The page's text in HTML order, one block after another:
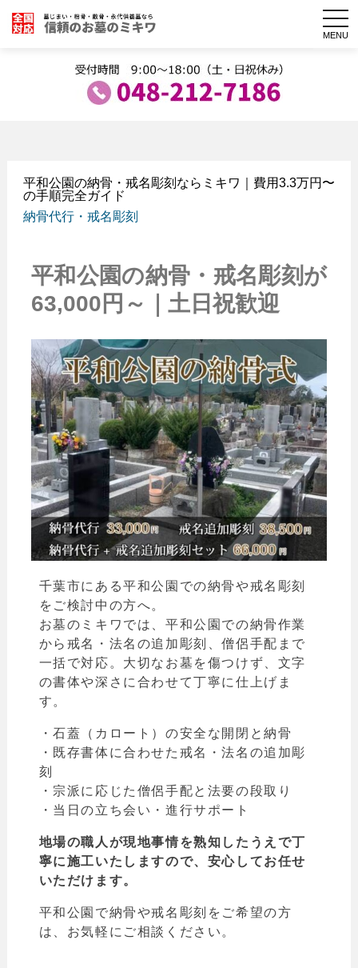
MENU
平和公園の納骨・戒名彫刻ならミキワ｜費用3.3万円〜
の手順完全ガイド
納骨代行・戒名彫刻
平和公園の納骨・戒名彫刻が
63,000円～｜土日祝歓迎
千葉市にある平和公園での納骨や戒名彫刻
をご検討中の方へ。
お墓のミキワでは、平和公園での納骨作業
から戒名・法名の追加彫刻、僧侶手配まで
一括で対応。大切なお墓を傷つけず、文字
の書体や深さに合わせて丁寧に仕上げま
す。
・石蓋（カロート）の安全な開閉と納骨
・ 既存書体に合わせた戒名・法名の追加彫
刻
・ 宗派に応じた僧侶手配と法要の段取り
・ 当日の立ち会い・進行サポート
地場の職人が現地事情を熟知したうえで丁
寧に施工いたしますので、安心してお任せ
いただけます。
平和公園で納骨や戒名彫刻をご希望の方
は、お気軽にご相談ください。